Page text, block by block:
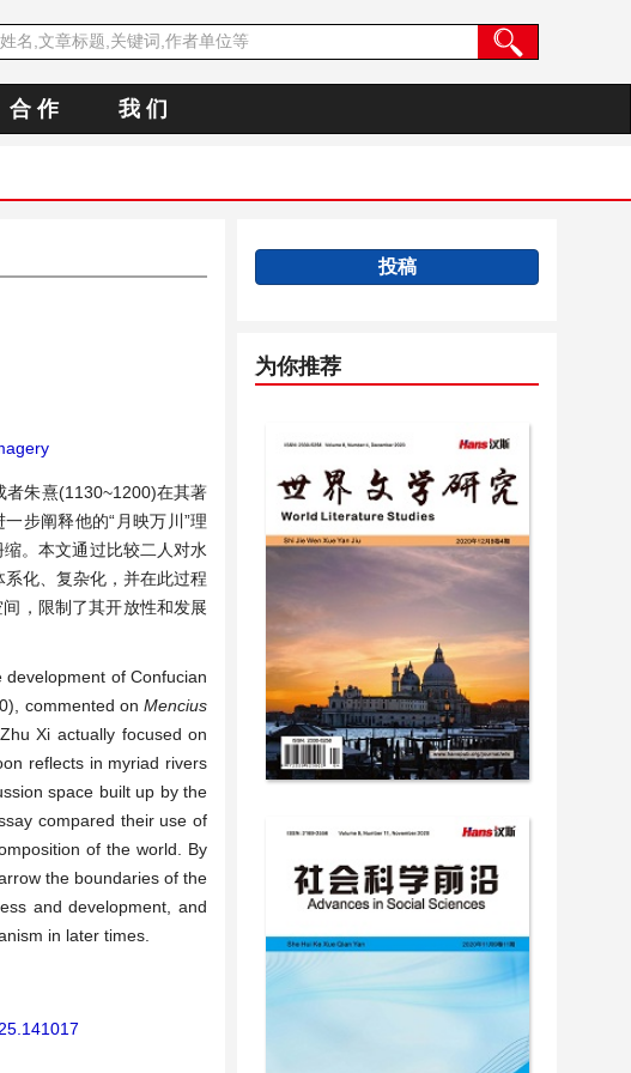
合 作 我 们
者朱熹(1130~1200)在其著
步阐释他的“月映万川”理
。本文通过比较二人对水
化、复杂化，并在此过程
，限制了其开放性和发展
of Confucian
commented onMencius
Xi actually focused on
reflects in myriad rivers
space built up by the
compared their use of
of the world. By
the boundaries of the
and development, and
in later times.
投稿
为你推荐